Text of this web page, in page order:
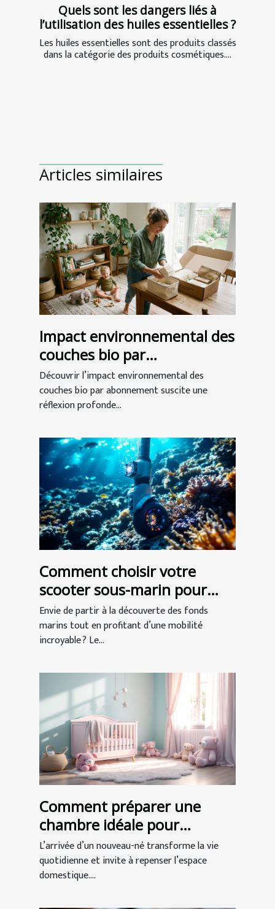
Quels sont les dangers liés à
l’utilisation des huiles essentielles ?
Les huiles essentielles sont des produits classés
dans la catégorie des produits cosmétiques....
Articles similaires
Impact environnemental des
couches bio par
abonnement
Découvrir l’impact environnemental des
couches bio par abonnement suscite une
réflexion profonde...
Comment choisir votre
scooter sous-marin pour
l'exploration ?
Envie de partir à la découverte des fonds
marins tout en profitant d’une mobilité
incroyable ? Le...
Comment préparer une
chambre idéale pour
l'arrivée de bébé ?
L’arrivée d’un nouveau-né transforme la vie
quotidienne et invite à repenser l’espace
domestique....